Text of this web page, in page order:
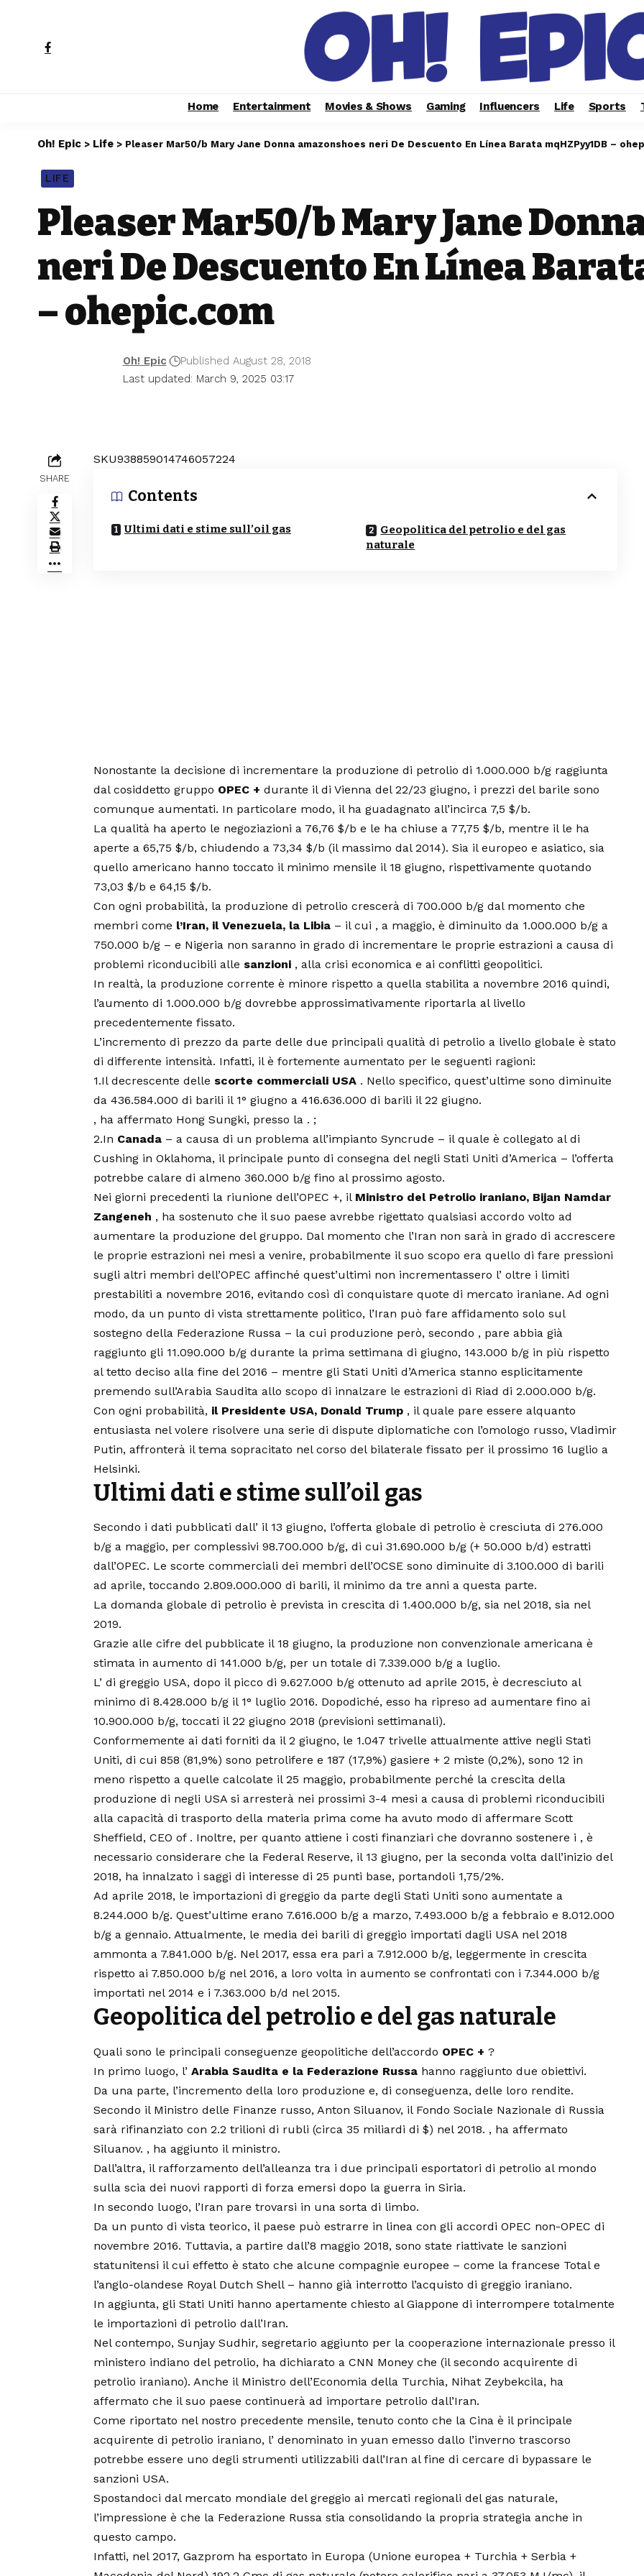
Home Entertainment Movies & Shows Gaming Influencers Life Sports
Oh! Epic > Life > Pleaser Mar50/b Mary Jane Donna amazonshoes neri De Descuento En Línea Barata mqHZPyy1DB –
LIFE
Pleaser Mar50/b Mary Jane
neri De Descuento En Línea
– ohepic.com
Last updated: March 9, 2025 03:17
Oh! Epic Published August 28, 2018
SHARE
SKU938859014746057224
Contents
Ultimi dati e stime sull’oil gas
Geopolitica del petrolio e del gas
naturale
Nonostante la decisione di incrementare la produzione di petrolio di 1.000.000 b/g raggiunta
dal cosiddetto gruppo OPEC + durante il di Vienna del 22/23 giugno, i prezzi del barile sono
comunque aumentati. In particolare modo, il ha guadagnato all’incirca 7,5 $/b.
La qualità ha aperto le negoziazioni a 76,76 $/b e le ha chiuse a 77,75 $/b, mentre il le ha
aperte a 65,75 $/b, chiudendo a 73,34 $/b (il massimo dal 2014). Sia il europeo e asiatico, sia
quello americano hanno toccato il minimo mensile il 18 giugno, rispettivamente quotando
73,03 $/b e 64,15 $/b.
Con ogni probabilità, la produzione di petrolio crescerà di 700.000 b/g dal momento che
membri come l’Iran, il Venezuela, la Libia – il cui , a maggio, è diminuito da 1.000.000 b/g a
750.000 b/g – e Nigeria non saranno in grado di incrementare le proprie estrazioni a causa di
problemi riconducibili alle sanzioni , alla crisi economica e ai conflitti geopolitici.
In realtà, la produzione corrente è minore rispetto a quella stabilita a novembre 2016 quindi,
l’aumento di 1.000.000 b/g dovrebbe approssimativamente riportarla al livello
precedentemente fissato.
L’incremento di prezzo da parte delle due principali qualità di petrolio a livello globale è stato
di differente intensità. Infatti, il è fortemente aumentato per le seguenti ragioni:
1.Il decrescente delle scorte commerciali USA . Nello specifico, quest’ultime sono diminuite
da 436.584.000 di barili il 1° giugno a 416.636.000 di barili il 22 giugno.
, ha affermato Hong Sungki, presso la . ;
2.In Canada – a causa di un problema all’impianto Syncrude – il quale è collegato al di
Cushing in Oklahoma, il principale punto di consegna del negli Stati Uniti d’America – l’offerta
potrebbe calare di almeno 360.000 b/g fino al prossimo agosto.
Nei giorni precedenti la riunione dell’OPEC +, il Ministro del Petrolio iraniano, Bijan Namdar
Zangeneh , ha sostenuto che il suo paese avrebbe rigettato qualsiasi accordo volto ad
aumentare la produzione del gruppo. Dal momento che l’Iran non sarà in grado di accrescere
le proprie estrazioni nei mesi a venire, probabilmente il suo scopo era quello di fare pressioni
sugli altri membri dell’OPEC affinché quest’ultimi non incrementassero l’ oltre i limiti
prestabiliti a novembre 2016, evitando così di conquistare quote di mercato iraniane. Ad ogni
modo, da un punto di vista strettamente politico, l’Iran può fare affidamento solo sul
sostegno della Federazione Russa – la cui produzione però, secondo , pare abbia già
raggiunto gli 11.090.000 b/g durante la prima settimana di giugno, 143.000 b/g in più rispetto
al tetto deciso alla fine del 2016 – mentre gli Stati Uniti d’America stanno esplicitamente
premendo sull’Arabia Saudita allo scopo di innalzare le estrazioni di Riad di 2.000.000 b/g.
Con ogni probabilità, il Presidente USA, Donald Trump , il quale pare essere alquanto
entusiasta nel volere risolvere una serie di dispute diplomatiche con l’omologo russo, Vladimir
Putin, affronterà il tema sopracitato nel corso del bilaterale fissato per il prossimo 16 luglio a
Helsinki.
Ultimi dati e stime sull’oil gas
Secondo i dati pubblicati dall’ il 13 giugno, l’offerta globale di petrolio è cresciuta di 276.000
b/g a maggio, per complessivi 98.700.000 b/g, di cui 31.690.000 b/g (+ 50.000 b/d) estratti
dall’OPEC. Le scorte commerciali dei membri dell’OCSE sono diminuite di 3.100.000 di barili
ad aprile, toccando 2.809.000.000 di barili, il minimo da tre anni a questa parte.
La domanda globale di petrolio è prevista in crescita di 1.400.000 b/g, sia nel 2018, sia nel
2019.
Grazie alle cifre del pubblicate il 18 giugno, la produzione non convenzionale americana è
stimata in aumento di 141.000 b/g, per un totale di 7.339.000 b/g a luglio.
L’ di greggio USA, dopo il picco di 9.627.000 b/g ottenuto ad aprile 2015, è decresciuto al
minimo di 8.428.000 b/g il 1° luglio 2016. Dopodiché, esso ha ripreso ad aumentare fino ai
10.900.000 b/g, toccati il 22 giugno 2018 (previsioni settimanali).
Conformemente ai dati forniti da il 2 giugno, le 1.047 trivelle attualmente attive negli Stati
Uniti, di cui 858 (81,9%) sono petrolifere e 187 (17,9%) gasiere + 2 miste (0,2%), sono 12 in
meno rispetto a quelle calcolate il 25 maggio, probabilmente perché la crescita della
produzione di negli USA si arresterà nei prossimi 3-4 mesi a causa di problemi riconducibili
alla capacità di trasporto della materia prima come ha avuto modo di affermare Scott
Sheffield, CEO of . Inoltre, per quanto attiene i costi finanziari che dovranno sostenere i , è
necessario considerare che la Federal Reserve, il 13 giugno, per la seconda volta dall’inizio del
2018, ha innalzato i saggi di interesse di 25 punti base, portandoli 1,75/2%.
Ad aprile 2018, le importazioni di greggio da parte degli Stati Uniti sono aumentate a
8.244.000 b/g. Quest’ultime erano 7.616.000 b/g a marzo, 7.493.000 b/g a febbraio e 8.012.000
b/g a gennaio. Attualmente, le media dei barili di greggio importati dagli USA nel 2018
ammonta a 7.841.000 b/g. Nel 2017, essa era pari a 7.912.000 b/g, leggermente in crescita
rispetto ai 7.850.000 b/g nel 2016, a loro volta in aumento se confrontati con i 7.344.000 b/g
importati nel 2014 e i 7.363.000 b/d nel 2015.
Geopolitica del petrolio e del gas naturale
Quali sono le principali conseguenze geopolitiche dell’accordo OPEC + ?
In primo luogo, l’ Arabia Saudita e la Federazione Russa hanno raggiunto due obiettivi.
Da una parte, l’incremento della loro produzione e, di conseguenza, delle loro rendite.
Secondo il Ministro delle Finanze russo, Anton Siluanov, il Fondo Sociale Nazionale di Russia
sarà rifinanziato con 2.2 trilioni di rubli (circa 35 miliardi di $) nel 2018. , ha affermato
Siluanov. , ha aggiunto il ministro.
Dall’altra, il rafforzamento dell’alleanza tra i due principali esportatori di petrolio al mondo
sulla scia dei nuovi rapporti di forza emersi dopo la guerra in Siria.
In secondo luogo, l’Iran pare trovarsi in una sorta di limbo.
Da un punto di vista teorico, il paese può estrarre in linea con gli accordi OPEC non-OPEC di
novembre 2016. Tuttavia, a partire dall’8 maggio 2018, sono state riattivate le sanzioni
statunitensi il cui effetto è stato che alcune compagnie europee – come la francese Total e
l’anglo-olandese Royal Dutch Shell – hanno già interrotto l’acquisto di greggio iraniano.
In aggiunta, gli Stati Uniti hanno apertamente chiesto al Giappone di interrompere totalmente
le importazioni di petrolio dall’Iran.
Nel contempo, Sunjay Sudhir, segretario aggiunto per la cooperazione internazionale presso il
ministero indiano del petrolio, ha dichiarato a CNN Money che (il secondo acquirente di
petrolio iraniano). Anche il Ministro dell’Economia della Turchia, Nihat Zeybekcila, ha
affermato che il suo paese continuerà ad importare petrolio dall’Iran.
Come riportato nel nostro precedente mensile, tenuto conto che la Cina è il principale
acquirente di petrolio iraniano, l’ denominato in yuan emesso dallo l’inverno trascorso
potrebbe essere uno degli strumenti utilizzabili dall’Iran al fine di cercare di bypassare le
sanzioni USA.
Spostandoci dal mercato mondiale del greggio ai mercati regionali del gas naturale,
l’impressione è che la Federazione Russa stia consolidando la propria strategia anche in
questo campo.
Infatti, nel 2017, Gazprom ha esportato in Europa (Unione europea + Turchia + Serbia +